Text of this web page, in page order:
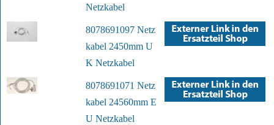
Netzkabel
8078691097 Netz
kabel 2450mm U
K Netzkabel
8078691071 Netz
kabel 24560mm E
U Netzkabel